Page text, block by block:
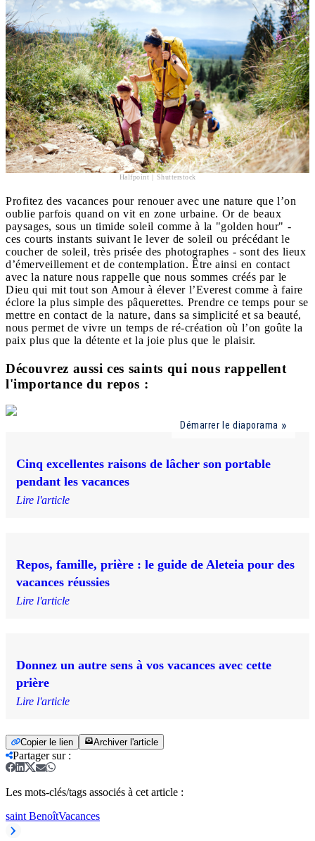
Halfpoint | Shutterstock
Profitez des vacances pour renouer avec une nature que l’on
oublie parfois quand on vit en zone urbaine. Or de beaux
paysages, sous un timide soleil comme à la "golden hour" -
ces courts instants suivant le lever de soleil ou précédant le
coucher de soleil, très prisée des photographes - sont des lieux
d’émerveillement et de contemplation. Être ainsi en contact
avec la nature nous rappelle que nous sommes créés par le
Dieu qui mit tout son Amour à élever l’Everest comme à faire
éclore la plus simple des pâquerettes. Prendre ce temps pour se
mettre en contact de la nature, dans sa simplicité et sa beauté,
nous permet de vivre un temps de ré-création où l’on goûte la
paix plus que la détente et la joie plus que le plaisir.
Découvrez aussi ces saints qui nous rappellent
l'importance du repos :
Démarrer le diaporama
Cinq excellentes raisons de lâcher son portable
pendant les vacances
Lire l'article
Repos, famille, prière : le guide de Aleteia pour des
vacances réussies
Lire l'article
Donnez un autre sens à vos vacances avec cette
prière
Lire l'article
Copier le lien Archiver l'article
Partager sur:
Les mots-clés/tags associés à cet article :
saint BenoîtVacances